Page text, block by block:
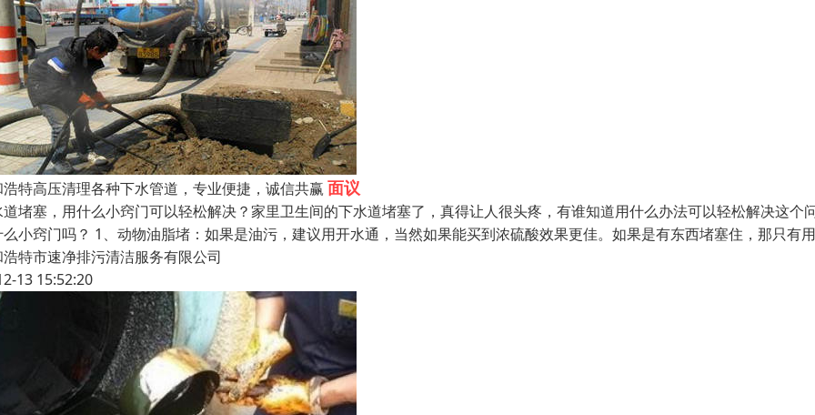
特高压清理各种下水管道，专业便捷，诚信共赢面议
堵塞，用什么小窍门可以轻松解决？家里卫生间的下水道堵塞了，真得让人很头疼，有谁知道用什么办法可以轻松解决这个
小窍门吗？ 1、动物油脂堵：如果是油污，建议用开水通，当然如果能买到浓硫酸效果更佳。如果是有东西堵塞住，那只有
特市速净排污清洁服务有限公司
13 15:52:20